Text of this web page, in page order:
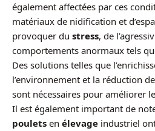
également affectées par ces
matériaux de nidification et
provoquer du stress, de
comportements anormaux tels
Des solutions telles que
l’environnement et la réduction
sont nécessaires pour améliorer
Il est également important de
poulets en élevage industriel